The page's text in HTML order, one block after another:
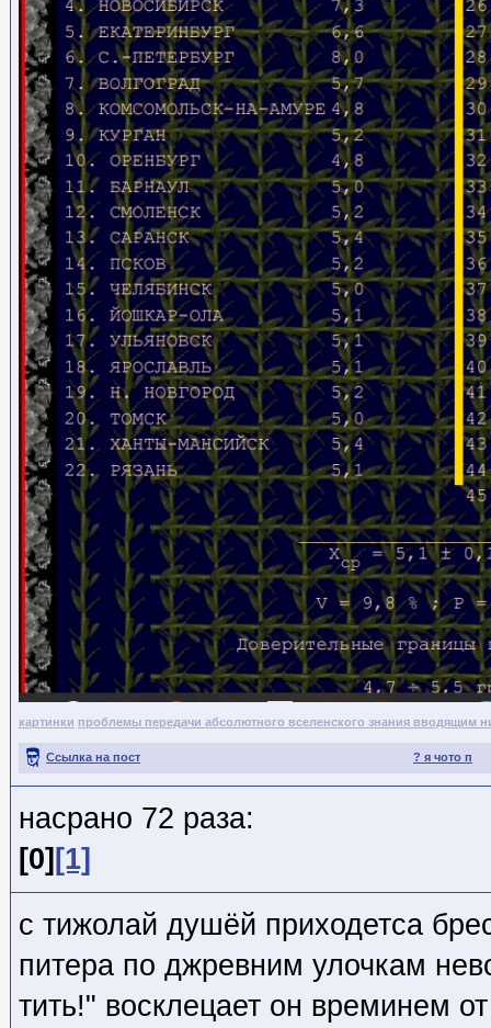
картинки проблемы передачи абсолютного вселенского знания вводящим
? я чото п
Ссылка на пост
насрано 72 раза:
[0] [1]
с тижолай душёй приходетса
питера по джревним улочкам
тить!" восклецает он времинем